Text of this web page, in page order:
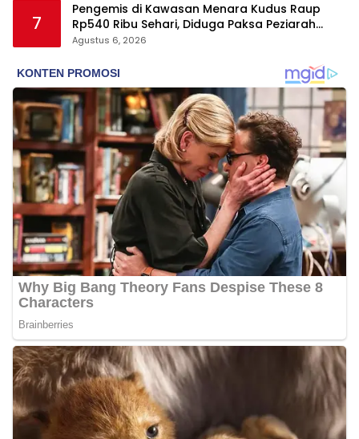
7
Pengemis di Kawasan Menara Kudus Raup
Rp540 Ribu Sehari, Diduga Paksa Peziarah
hingga Tarik Baju
Agustus 6, 2026